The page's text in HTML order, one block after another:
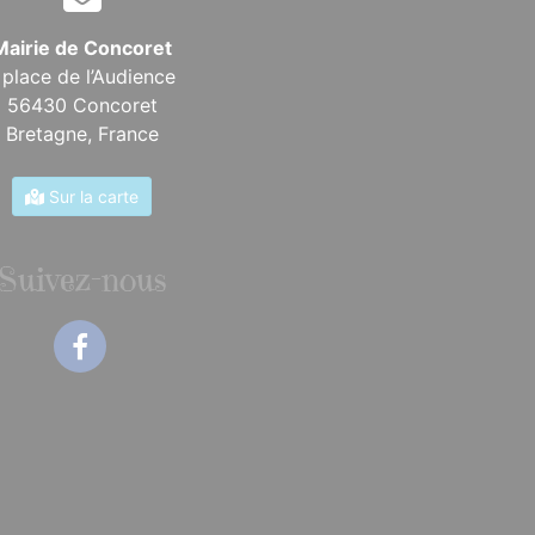
de Concoret
place de l’Audience
56430 Concoret
Bretagne, France
Sur la carte
Suivez-nous